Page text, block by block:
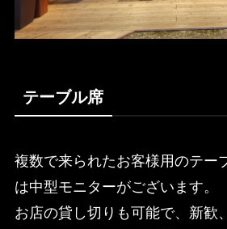
テーブル席
複数で来られたお客様用のテー
は中型モニターがございます。
お店の貸し切りも可能で、新歓